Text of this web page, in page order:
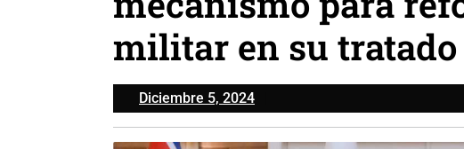
militar en su
Diciembre 5, 2024Diciembre
5,
2024